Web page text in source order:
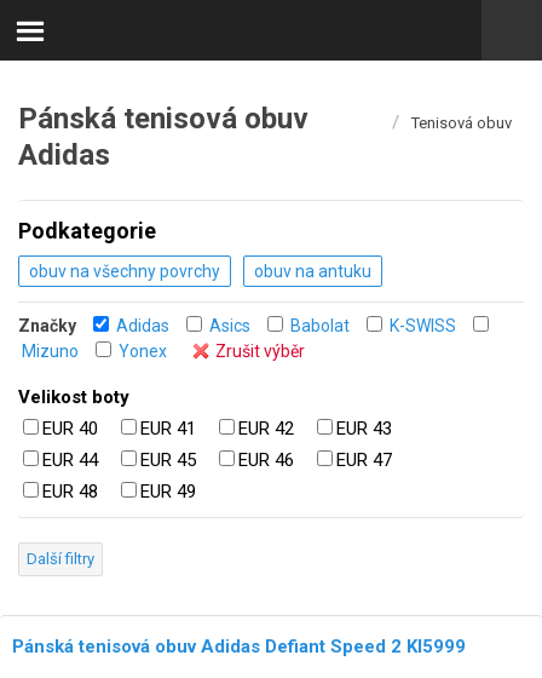
Pánská tenisová obuv
Adidas
/ Tenisová obuv
Podkategorie
obuv na všechny povrchy obuv na antuku
Značky Adidas Asics Babolat
K-SWISS
Mizuno
Yonex Zrušit výběr
Velikost boty
EUR 40
EUR 41 EUR 42
EUR 43
EUR 44
EUR 45 EUR 46
EUR 47
EUR 48
EUR 49
Další filtry
Pánská tenisová obuv Adidas Defiant Speed 2 KI5999